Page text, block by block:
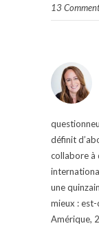
13
définit
collabore à
une
mieux :
Amérique,